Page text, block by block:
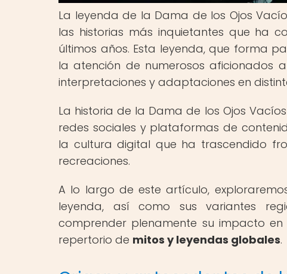
La leyenda de la Dama de los Ojos
las historias más inquietantes que ha
últimos años. Esta leyenda, que forma
la atención de numerosos aficionados
interpretaciones y adaptaciones en
La historia de la Dama de los Ojos
redes sociales y plataformas de
la cultura digital que ha trascendido
recreaciones.
A lo largo de este artículo,
leyenda, así como sus variantes
comprender plenamente su impacto
repertorio de mitos y leyendas globales.